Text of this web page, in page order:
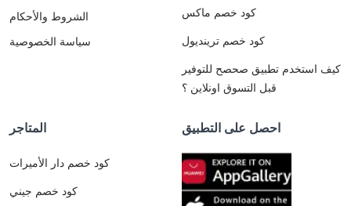
الشروط والأحكام
سياسة الخصوصية
كود خصم ماكس
كود خصم ترينديول
كيف استخدم تطبيق صحصح للتوفير
قبل التسوق اونلاين ؟
المتاجر
كود خصم دار الأميرات
كود خصم جيني
احصل على التطبيق